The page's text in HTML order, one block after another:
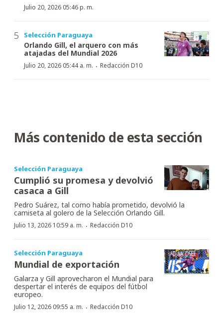
Julio 20, 2026 05:46 p. m.
Selección Paraguaya
Orlando Gill, el arquero con más
atajadas del Mundial 2026
Julio 20, 2026 05:44 a. m. · Redacción D10
Más contenido de esta sección
Selección Paraguaya
Cumplió su promesa y devolvió
casaca a Gill
Pedro Suárez, tal como había prometido, devolvió la
camiseta al golero de la Selección Orlando Gill.
Julio 13, 2026 10:59 a. m. · Redacción D10
Selección Paraguaya
Mundial de exportación
Galarza y Gill aprovecharon el Mundial para
despertar el interés de equipos del fútbol
europeo.
Julio 12, 2026 09:55 a. m. · Redacción D10